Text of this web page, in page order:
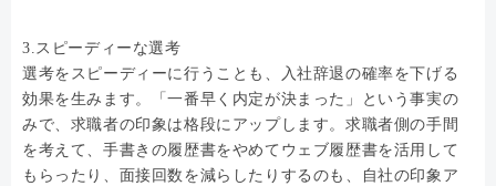
3.スピーディーな選考
選考をスピーディーに行うことも、入社辞退の確率を下げる
効果を生みます。「一番早く内定が決まった」という事実の
みで、求職者の印象は格段にアップします。求職者側の手間
を考えて、手書きの履歴書をやめてウェブ履歴書を活用して
もらったり、面接回数を減らしたりするのも、自社の印象ア